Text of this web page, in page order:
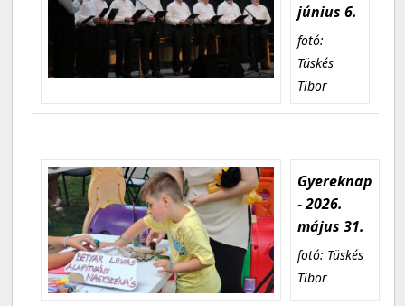
június 6.
fotó:
Tüskés
Tibor
Gyereknap
- 2026.
május 31.
fotó: Tüskés
Tibor